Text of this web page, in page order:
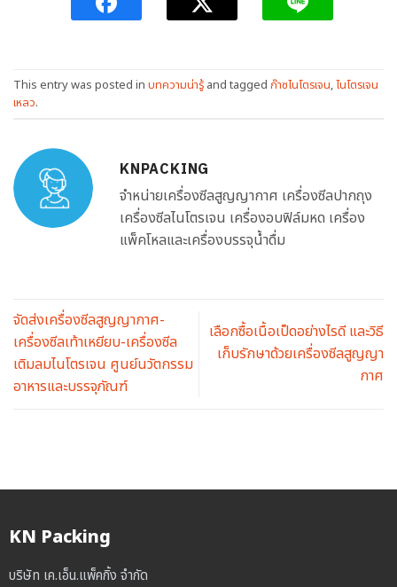
This entry was posted in บทความน่ารู้ and tagged ก๊าซไนโตรเจน,ไนโตรเจน
เหลว.
KNPACKING
จำหน่ายเครื่องซีลสูญญากาศ เครื่องซีลปากถุง
เครื่องซีลไนโตรเจน เครื่องอบฟิล์มหด เครื่อง
แพ็คโหลและเครื่องบรรจุน้ำดื่ม
จัดส่งเครื่องซีลสูญญากาศ-
เครื่องซีลเท้าเหยียบ-เครื่องซีล
เติมลมไนโตรเจน ศูนย์นวัตกรรม
อาหารและบรรจุภัณฑ์
เลือกซื้อเนื้อเป็ดอย่างไรดี และวิธี
เก็บรักษาด้วยเครื่องซีลสูญญา
กาศ
KN Packing
บริษัท เค.เอ็น.แพ็คกิ้ง จำกัด